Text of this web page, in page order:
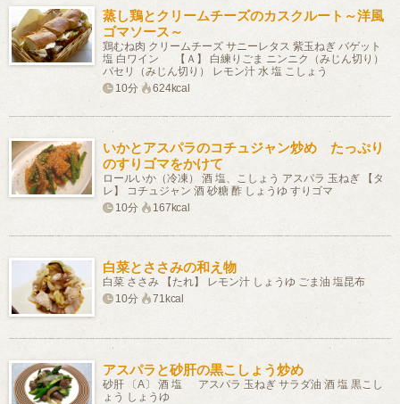
蒸し鶏とクリームチーズのカスクルート～洋風
ゴマソース～
鶏むね肉 クリームチーズ サニーレタス 紫玉ねぎ バゲット
塩 白ワイン 【Ａ】 白練りごま ニンニク（みじん切り）
パセリ（みじん切り） レモン汁 水 塩 こしょう
10分
624kcal
いかとアスパラのコチュジャン炒め たっぷり
のすりゴマをかけて
ロールいか（冷凍） 酒 塩、こしょう アスパラ 玉ねぎ 【タ
レ】 コチュジャン 酒 砂糖 酢 しょうゆ すりゴマ
10分
167kcal
白菜とささみの和え物
白菜 ささみ 【たれ】 レモン汁 しょうゆ ごま油 塩昆布
10分
71kcal
アスパラと砂肝の黒こしょう炒め
砂肝 〔A〕 酒 塩 アスパラ 玉ねぎ サラダ油 酒 塩 黒こし
ょう しょうゆ